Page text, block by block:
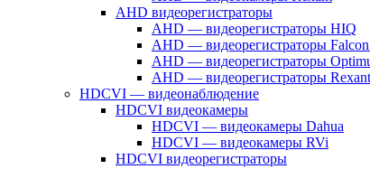
AHD видеорегистраторы
AHD — видеорегистраторы HIQ
AHD — видеорегистраторы
AHD — видеорегистраторы
AHD — видеорегистраторы Rexant
HDCVI — видеонаблюдение
HDCVI видеокамеры
HDCVI — видеокамеры Dahua
HDCVI — видеокамеры RVi
HDCVI видеорегистраторы